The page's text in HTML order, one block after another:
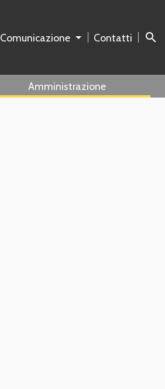
Comunicazione Contatti search
Amministrazione